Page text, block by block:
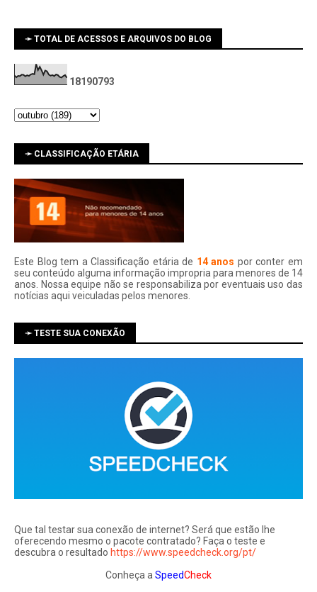
➛ TOTAL DE ACESSOS E ARQUIVOS DO BLOG
18190793
➛ CLASSIFICAÇÃO ETÁRIA
Este Blog tem a Classificação etária de 14 anos por conter em
seu conteúdo alguma informação impropria para menores de 14
anos. Nossa equipe não se responsabiliza por eventuais uso das
notí­cias aqui veiculadas pelos menores.
➛ TESTE SUA CONEXÃO
Que tal testar sua conexão de internet? Será que estão lhe
oferecendo mesmo o pacote contratado? Faça o teste e
descubra o resultado https://www.speedcheck.org/pt/
Conheça a SpeedCheck